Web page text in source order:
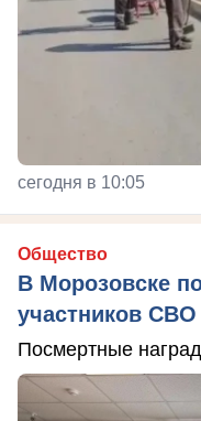
сегодня в 10:05
Общество
В Морозовске
участников СВО
Посмертные